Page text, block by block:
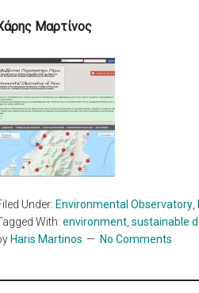
Μαρτίνος
Under: Environmental Observatory
With: environment sustainable
Haris Martinos No Comments